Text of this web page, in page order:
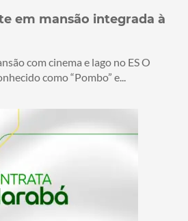
em mansão integrada à
com cinema e lago no ES O
como “Pombo” e...